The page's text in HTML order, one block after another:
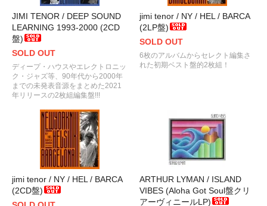
JIMI TENOR / DEEP SOUND
LEARNING 1993-2000 (2CD
盤)
SOLD OUT
ディープ・ハウスやエレクトロニッ
ク・ジャズ等、90年代から2000年
までの未発表音源をまとめた2021
年リリースの2枚組編集盤!!!
jimi tenor / NY / HEL / BARCA
(2LP盤)
SOLD OUT
6枚のアルバムからセレクト編集さ
れた初期ベスト盤的2枚組！
jimi tenor / NY / HEL / BARCA
(2CD盤)
ARTHUR LYMAN / ISLAND
VIBES (Aloha Got Soul盤クリ
アーヴィニールLP)